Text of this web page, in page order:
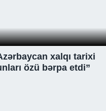
xalqı tarixi
özü bərpa etdi”